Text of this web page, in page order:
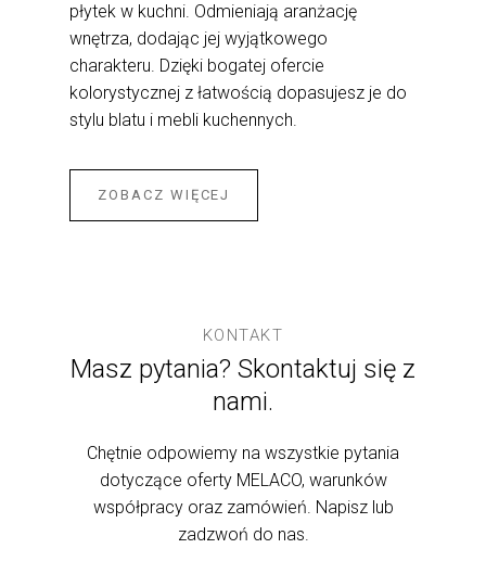
płytek w kuchni. Odmieniają aranżację
wnętrza, dodając jej wyjątkowego
charakteru. Dzięki bogatej ofercie
kolorystycznej z łatwością dopasujesz je do
stylu blatu i mebli kuchennych.
ZOBACZ WIĘCEJ
KONTAKT
Masz pytania? Skontaktuj się z
nami.
Chętnie odpowiemy na wszystkie pytania
dotyczące oferty MELACO, warunków
współpracy oraz zamówień. Napisz lub
zadzwoń do nas.